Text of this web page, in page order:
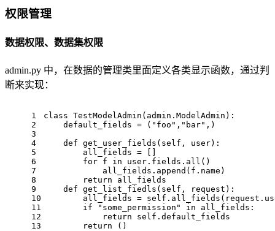
权限管理
数据权限、数据集权限
admin.py 中，在数据的管理类里面定义各类显示函数，通过判
断来实现：
1
2
3
4
5
6
7
8
9
10
11
12
13
class TestModelAdmin (admin.ModelAdmin):
    default_fields = (
"foo" , "bar" ,)
def get_user_fields ( self, user):
        all_fields = []
for f in user.fields. all ()
            all_fields.append(f.name)
return all_fields
def get_list_fiedls ( self, request ):
all_fields =
if
"some_permission" in all_fields:
return self.default_fields
return ()